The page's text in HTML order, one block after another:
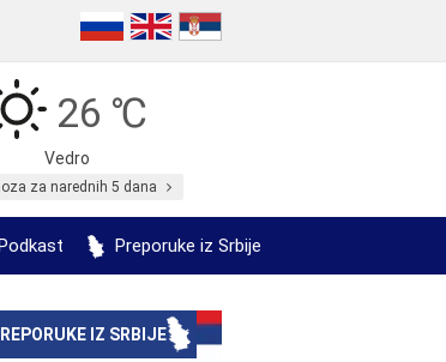
26 ℃
Vedro
za narednih 5 dana
Preporuke iz Srbije
IZ SRBIJE